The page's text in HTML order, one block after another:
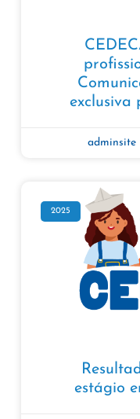
exclusiva
adminsite
2025
estágio